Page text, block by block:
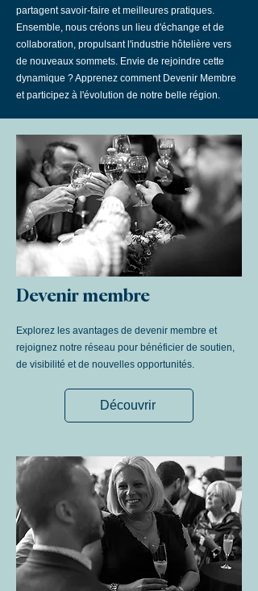
partagent savoir-faire et meilleures pratiques.
Ensemble, nous créons un lieu d'échange et de
collaboration, propulsant l'industrie hôtelière vers
de nouveaux sommets. Envie de rejoindre cette
dynamique ? Apprenez comment Devenir Membre
et participez à l'évolution de notre belle région.
Devenir membre
Explorez les avantages de devenir membre et
rejoignez notre réseau pour bénéficier de soutien,
de visibilité et de nouvelles opportunités.
Découvrir